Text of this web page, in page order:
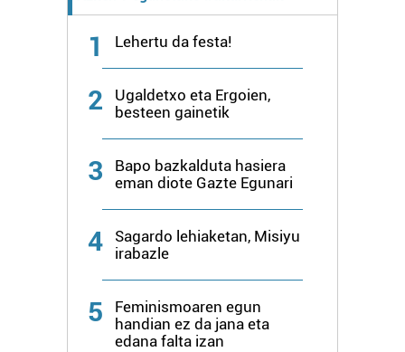
1 Lehertu da festa!
2
Ugaldetxo eta Ergoien,
besteen gainetik
3
Bapo bazkalduta hasiera
eman diote Gazte Egunari
4
Sagardo lehiaketan, Misiyu
irabazle
5
Feminismoaren egun
handian ez da jana eta
edana falta izan